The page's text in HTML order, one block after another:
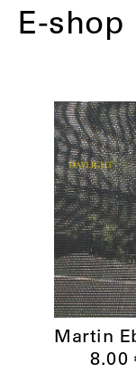
E-shop
Martin
8.00